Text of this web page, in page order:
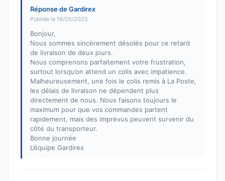
Réponse de Gardirex
Publiée le 19/05/2025
Bonjour,
Nous sommes sincèrement désolés pour ce retard
de livraison de deux jours.
Nous comprenons parfaitement votre frustration,
surtout lorsqu’on attend un colis avec impatience.
Malheureusement, une fois le colis remis à La Poste,
les délais de livraison ne dépendent plus
directement de nous. Nous faisons toujours le
maximum pour que vos commandes partent
rapidement, mais des imprévus peuvent survenir du
côté du transporteur.
Bonne journée
L’équipe Gardirex